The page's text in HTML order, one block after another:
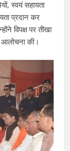
स्वयं सहायता
प्रदान कर
विपक्ष पर तीखा
आलोचना की।